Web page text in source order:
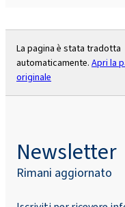
La pagina è stata tradotta
automaticamente. Apri la
originale
Newsletter
Rimani aggiornato